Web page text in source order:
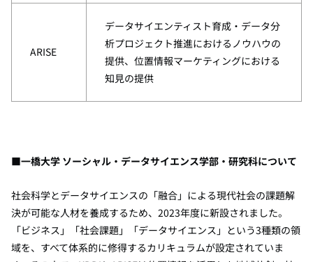
ARISE
データサイエンティスト育成・データ分
析プロジェクト推進におけるノウハウの
提供、位置情報マーケティングにおける
知見の提供
■一橋大学 ソーシャル・データサイエンス学部・研究科について
社会科学とデータサイエンスの「融合」による現代社会の課題解
決が可能な人材を養成するため、 2023年度に新設されました。
「ビジネス」「社会課題」「データサイエンス」という3種類の領
域を、すべて体系的に修得するカリキュラムが設定されていま